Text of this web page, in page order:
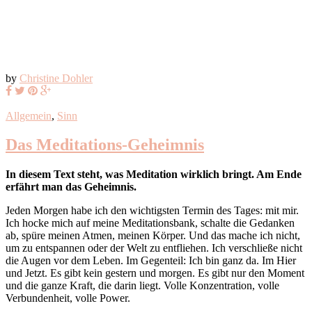
by Christine Dohler
Allgemein, Sinn
Das Meditations-Geheimnis
In diesem Text steht, was Meditation wirklich bringt. Am Ende
erfährt man das Geheimnis.
Jeden Morgen habe ich den wichtigsten Termin des Tages: mit mir.
Ich hocke mich auf meine Meditationsbank, schalte die Gedanken
ab, spüre meinen Atmen, meinen Körper. Und das mache ich nicht,
um zu entspannen oder der Welt zu entfliehen. Ich verschließe nicht
die Augen vor dem Leben. Im Gegenteil: Ich bin ganz da. Im Hier
und Jetzt. Es gibt kein gestern und morgen. Es gibt nur den Moment
und die ganze Kraft, die darin liegt. Volle Konzentration, volle
Verbundenheit, volle Power.